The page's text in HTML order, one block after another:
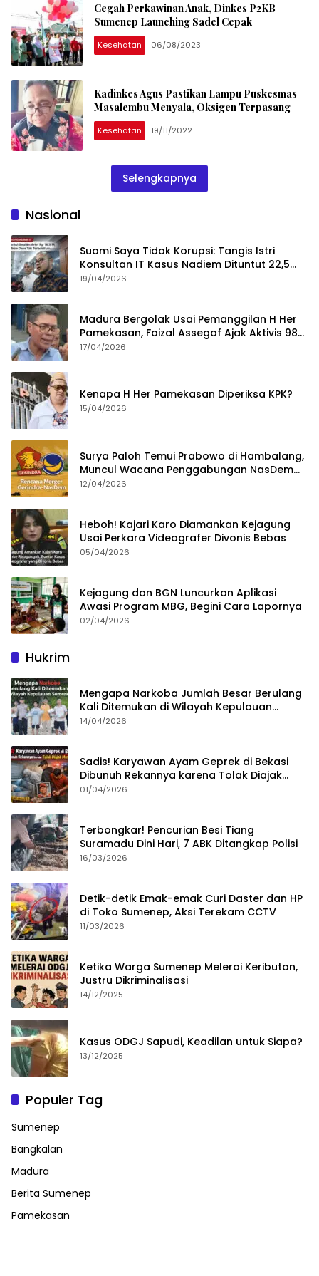
Cegah Perkawinan Anak, Dinkes P2KB
Sumenep Launching Sadel Cepak
Kesehatan 06/08/2023
Kadinkes Agus Pastikan Lampu Puskesmas
Masalembu Menyala, Oksigen Terpasang
Kesehatan 19/11/2022
Selengkapnya
Nasional
Suami Saya Tidak Korupsi: Tangis Istri
Konsultan IT Kasus Nadiem Dituntut 22,5
Tahun
19/04/2026
Madura Bergolak Usai Pemanggilan H Her
Pamekasan, Faizal Assegaf Ajak Aktivis 98
Bongkar Permainan KPK
17/04/2026
Kenapa H Her Pamekasan Diperiksa KPK?
15/04/2026
Surya Paloh Temui Prabowo di Hambalang,
Muncul Wacana Penggabungan NasDem
dan Gerindra
12/04/2026
Heboh! Kajari Karo Diamankan Kejagung
Usai Perkara Videografer Divonis Bebas
05/04/2026
Kejagung dan BGN Luncurkan Aplikasi
Awasi Program MBG, Begini Cara Lapornya
02/04/2026
Hukrim
Mengapa Narkoba Jumlah Besar Berulang
Kali Ditemukan di Wilayah Kepulauan
Sumenep?
14/04/2026
Sadis! Karyawan Ayam Geprek di Bekasi
Dibunuh Rekannya karena Tolak Diajak
Merampok Majikan
01/04/2026
Terbongkar! Pencurian Besi Tiang
Suramadu Dini Hari, 7 ABK Ditangkap Polisi
16/03/2026
Detik-detik Emak-emak Curi Daster dan HP
di Toko Sumenep, Aksi Terekam CCTV
11/03/2026
Ketika Warga Sumenep Melerai Keributan,
Justru Dikriminalisasi
14/12/2025
Kasus ODGJ Sapudi, Keadilan untuk Siapa?
13/12/2025
Populer Tag
Sumenep
Bangkalan
Madura
Berita Sumenep
Pamekasan